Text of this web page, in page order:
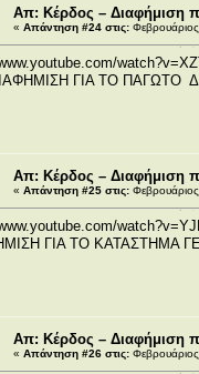
Απ: Κέρδος – Διαφήμιση
« Απάντηση #24 στις:
ΓΙΑ ΤΟ ΠΑΓΩΤΟ
Απ: Κέρδος – Διαφήμιση
« Απάντηση #25 στις:
ΓΙΑ ΤΟ ΚΑΤΑΣΤΗΜΑ
Απ: Κέρδος – Διαφήμιση
« Απάντηση #26 στις: